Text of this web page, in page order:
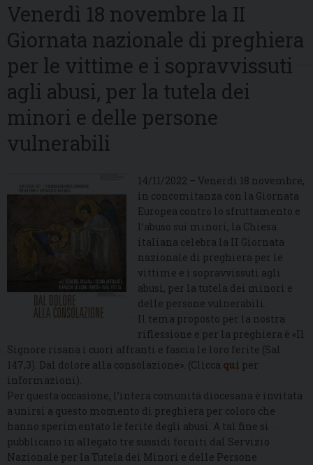
Venerdì 18 novembre la II
Giornata nazionale di preghiera
per le vittime e i sopravvissuti
agli abusi, per la tutela dei
minori e delle persone
vulnerabili
14/11/2022 – Venerdì 18 novembre,
in concomitanza con la Giornata
Europea contro lo sfruttamento e
l’abuso sui minori, la Chiesa
italiana celebra la II Giornata
nazionale di preghiera per le
vittime e i sopravvissuti agli
abusi, per la tutela dei minori e
delle persone vulnerabili.
Il tema proposto per la nostra
riflessione e per la preghiera è «Il
Signore risana i cuori affranti e fascia le loro ferite (Sal
147,3). Dal dolore alla consolazione». (Clicca qui per
informazioni).
Per questa occasione, l’intera comunità diocesana è invitata
a unirsi a questo momento di preghiera per coloro che
hanno sperimentato le ferite degli abusi. A tal fine si
pubblicano in allegato tre sussidi forniti dal Servizio
Nazionale per la Tutela dei Minori e delle Persone